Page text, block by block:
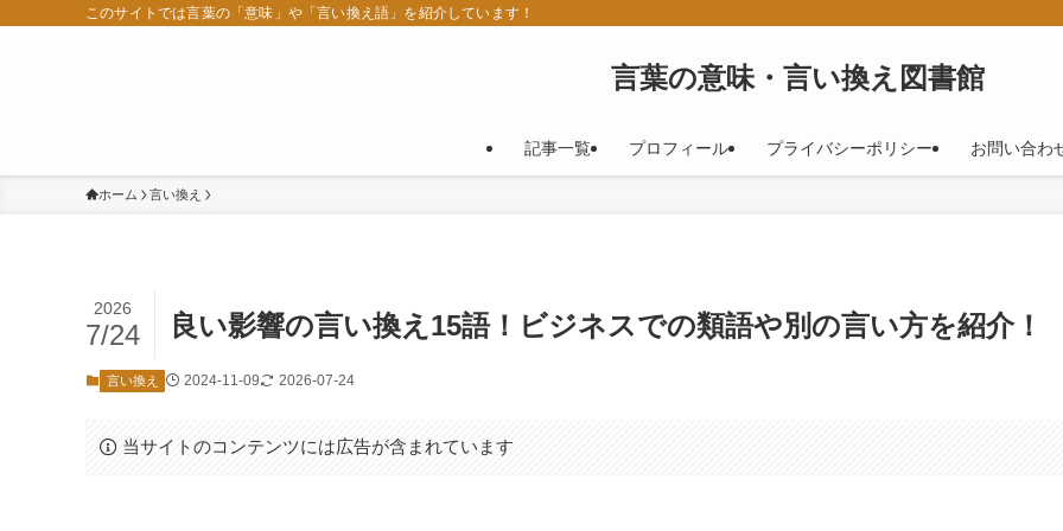
このサイトでは言葉の「意味」や「言い換え語」を紹介しています！
言葉の意味・言い換え図書館
記事一覧 プロフィール プライバシーポリシー お問い合わ
ホーム 言い換え
良い影響の言い換え15語！ビジネスでの類語や別の言い方を紹介！
2026
7/24
言い換え 2024-11-09 2026-07-24
当サイトのコンテンツには広告が含まれています